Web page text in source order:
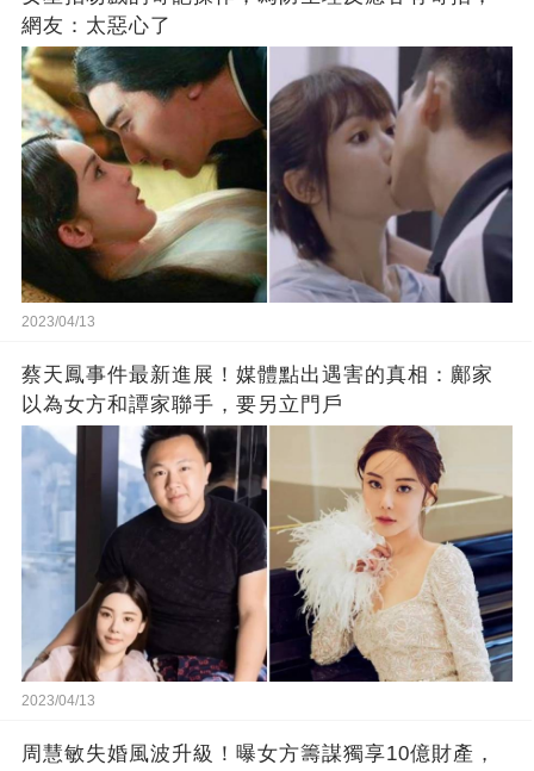
網友：太惡心了
2023/04/13
蔡天鳳事件最新進展！媒體點出遇害的真相：鄺家
以為女方和譚家聯手，要另立門戶
2023/04/13
周慧敏失婚風波升級！曝女方籌謀獨享10億財產，